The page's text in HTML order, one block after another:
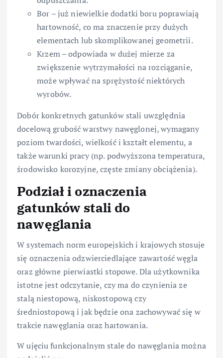
Bor – już niewielkie dodatki boru poprawiają
hartowność, co ma znaczenie przy dużych
elementach lub skomplikowanej geometrii.
Krzem – odpowiada w dużej mierze za
zwiększenie wytrzymałości na rozciąganie,
może wpływać na sprężystość niektórych
wyrobów.
Dobór konkretnych gatunków stali uwzględnia
docelową grubość warstwy nawęglonej, wymagany
poziom twardości, wielkość i kształt elementu, a
także warunki pracy (np. podwyższona temperatura,
środowisko korozyjne, częste zmiany obciążenia).
Podział i oznaczenia
gatunków stali do
nawęglania
W systemach norm europejskich i krajowych stosuje
się oznaczenia odzwierciedlające zawartość węgla
oraz główne pierwiastki stopowe. Dla użytkownika
istotne jest odczytanie, czy ma do czynienia ze
stalą niestopową, niskostopową czy
średniostopową i jak będzie ona zachowywać się w
trakcie nawęglania oraz hartowania.
W ujęciu funkcjonalnym stale do nawęglania można